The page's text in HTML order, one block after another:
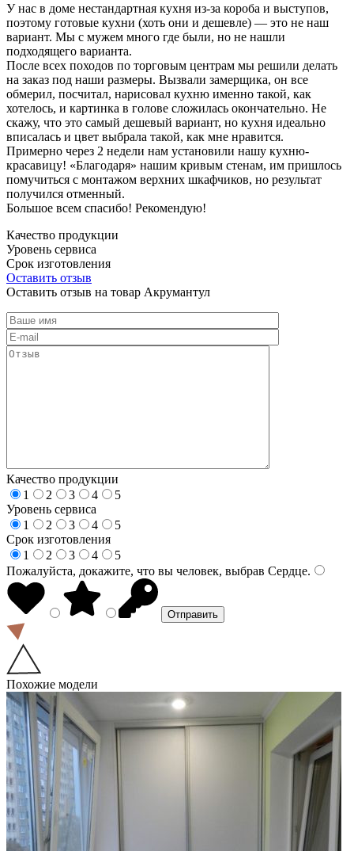
У нас в доме нестандартная кухня из-за короба и выступов,
поэтому готовые кухни (хоть они и дешевле) — это не наш
вариант. Мы с мужем много где были, но не нашли
подходящего варианта.
После всех походов по торговым центрам мы решили делать
на заказ под наши размеры. Вызвали замерщика, он все
обмерил, посчитал, нарисовал кухню именно такой, как
хотелось, и картинка в голове сложилась окончательно. Не
скажу, что это самый дешевый вариант, но кухня идеально
вписалась и цвет выбрала такой, как мне нравится.
Примерно через 2 недели нам установили нашу кухню-
красавицу! «Благодаря» нашим кривым стенам, им пришлось
помучиться с монтажом верхних шкафчиков, но результат
получился отменный.
Большое всем спасибо! Рекомендую!
Качество продукции
Уровень сервиса
Срок изготовления
Оставить отзыв
Оставить отзыв на товар Акрумантул
Качество продукции
1
2 3 4
5
Уровень сервиса
1
2 3 4
5
Срок изготовления
1
2 3 4
5
Пожалуйста, докажите, что вы человек, выбрав Сердце.
Похожие модели